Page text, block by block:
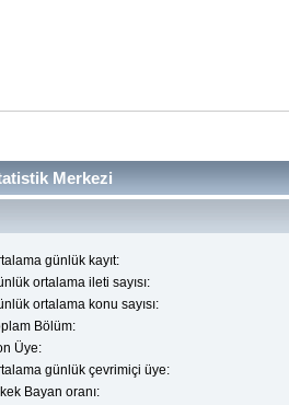
Merkezi
günlük kayıt:
ortalama ileti sayısı:
ortalama konu sayısı:
Bölüm:
Üye:
günlük çevrimiçi üye:
Bayan oranı: